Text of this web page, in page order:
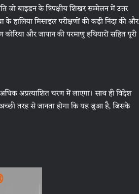
जो बाइडन के त्रिपक्षीय शिखर सम्मेलन में उत्तर
के हालिया मिसाइल परीक्षणों की कड़ी निंदा की और
और जापान की परमाणु हथियारों सहित पूरी
अधिक अप्रत्याशित चरण में लाएगा। साथ ही विदेश
अच्छी तरह से जानता होगा कि यह जुआ है, जिसके